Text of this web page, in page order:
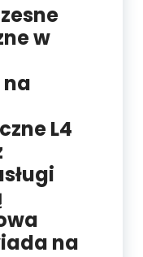
w
L4
na